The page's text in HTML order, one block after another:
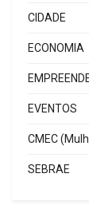
CIDADE
ECONOMIA
EVENTOS
CMEC
SEBRAE